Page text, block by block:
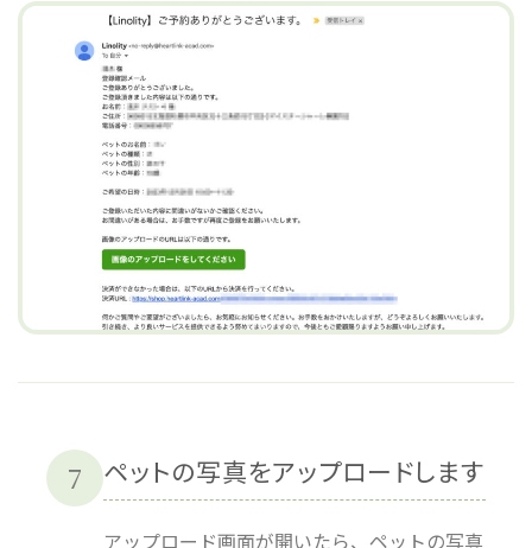
7 ペットの写真をアップロードします
アップロード画面が開いたら、ペットの写真